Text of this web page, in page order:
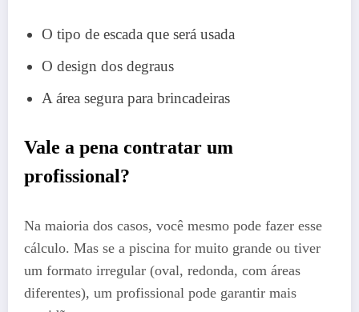
O tipo de escada que será usada
O design dos degraus
A área segura para brincadeiras
Vale a pena contratar um
profissional?
Na maioria dos casos, você mesmo pode fazer esse
cálculo. Mas se a piscina for muito grande ou tiver
um formato irregular (oval, redonda, com áreas
diferentes), um profissional pode garantir mais